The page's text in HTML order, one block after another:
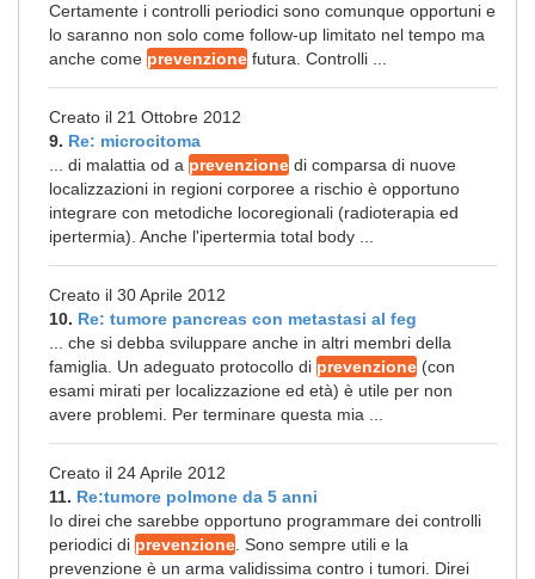
Certamente i controlli periodici sono comunque opportuni e
lo saranno non solo come follow-up limitato nel tempo ma
anche come prevenzione futura. Controlli ...
Creato il 21 Ottobre 2012
9. Re: microcitoma
... di malattia od a prevenzione di comparsa di nuove
localizzazioni in regioni corporee a rischio è opportuno
integrare con metodiche locoregionali (radioterapia ed
ipertermia). Anche l'ipertermia total body ...
Creato il 30 Aprile 2012
10. Re: tumore pancreas con metastasi al feg
... che si debba sviluppare anche in altri membri della
famiglia. Un adeguato protocollo di prevenzione (con
esami mirati per localizzazione ed età) è utile per non
avere problemi. Per terminare questa mia ...
Creato il 24 Aprile 2012
11. Re:tumore polmone da 5 anni
Io direi che sarebbe opportuno programmare dei controlli
periodici di prevenzione . Sono sempre utili e la
prevenzione è un arma validissima contro i tumori. Direi